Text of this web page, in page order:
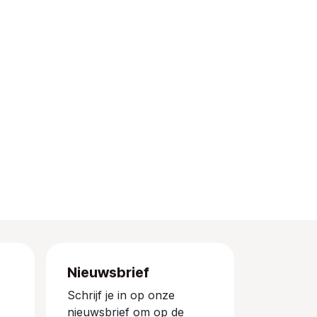
Nieuwsbrief
Schrijf je in op onze
nieuwsbrief om op de